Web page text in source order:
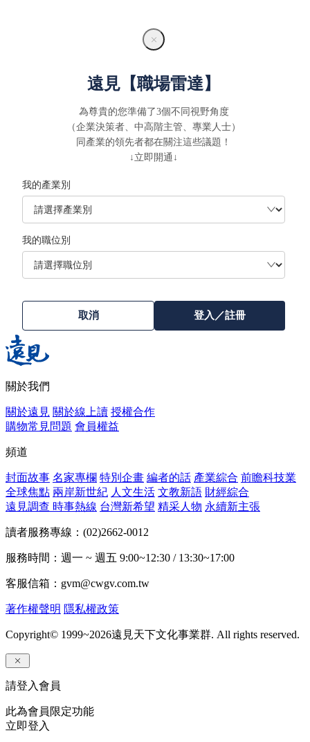
遠見【職場雷達】
為尊貴的您準備了3個不同視野角度
（企業決策者、中高階主管、專業人士）
同產業的領先者都在關注這些議題！
↓立即開通↓
我的產業別
我的職位別
取消 登入／註冊
關於我們
關於遠見 關於線上讀 授權合作
購物常見問題 會員權益
頻道
封面故事 名家專欄 特別企畫 編者的話 產業綜合 前瞻科技業
全球焦點 兩岸新世紀 人文生活 文教新語 財經綜合
遠見調查 時事熱線 台灣新希望 精采人物 永續新主張
讀者服務專線：(02)2662-0012
服務時間：週一 ~ 週五 9:00~12:30 / 13:30~17:00
客服信箱：gvm@cwgv.com.tw
著作權聲明 隱私權政策
Copyright© 1999~2026遠見天下文化事業群. All rights reserved.
請登入會員
此為會員限定功能
立即登入